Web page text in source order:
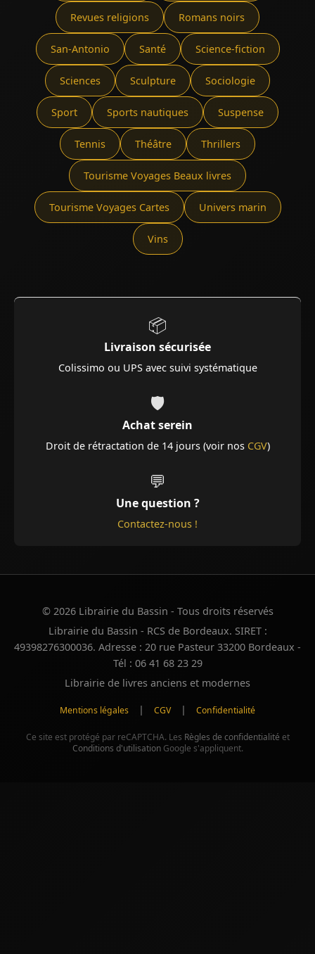
Revues religions Romans noirs
San-Antonio Santé Science-fiction
Sciences Sculpture Sociologie
Sport Sports nautiques Suspense
Tennis Théâtre Thrillers
Tourisme Voyages Beaux livres
Tourisme Voyages Cartes Univers marin
Vins
📦
Livraison sécurisée
Colissimo ou UPS avec suivi systématique
🛡️
Achat serein
Droit de rétractation de 14 jours (voir nos CGV)
💬
Une question ?
Contactez-nous !
© 2026 Librairie du Bassin - Tous droits réservés
Librairie du Bassin - RCS de Bordeaux. SIRET :
49398276300036. Adresse : 20 rue Pasteur 33200 Bordeaux -
Tél : 06 41 68 23 29
Librairie de livres anciens et modernes
Mentions légales | CGV | Confidentialité
Ce site est protégé par reCAPTCHA. Les Règles de confidentialité et
Conditions d'utilisationGoogle s'appliquent.